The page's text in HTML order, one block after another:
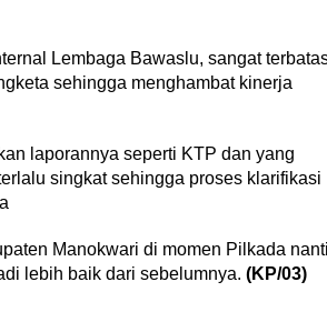
Lembaga Bawaslu, sangat
sehingga menghambat kinerja
laporannya seperti KTP dan yang
singkat sehingga proses klarifikasi
Manokwari di momen Pilkada
lebih baik dari sebelumnya. (KP/03)